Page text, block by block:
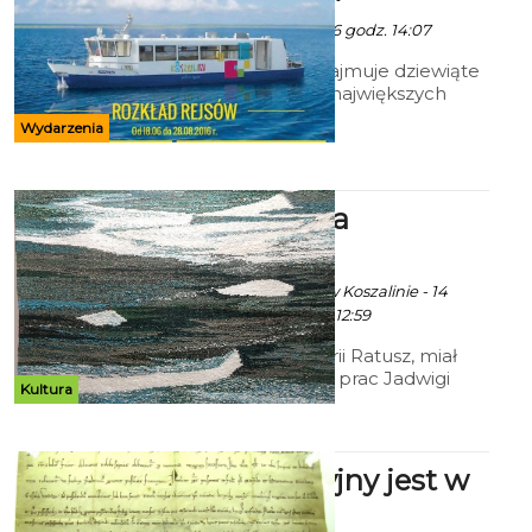
Wydarzenia
Art - 10 Czerwca 2016 godz. 14:07
Jezioro Jamno zajmuje dziewiąte
miejsce na liście największych
polskich jezior, a trzecie, po Dąbiu
i Miedwiu, w województwie
Kultura
Gobeliny na
wystawie
Ekoszalin z inf. UM w Koszalinie - 14
Czerwca 2016 godz. 12:59
Na I piętrze Galerii Ratusz, miał
miejsce wernisaż prac Jadwigi
Grobelnej. Wystawę mona
Akt Lokacyjny jest w
muzeum